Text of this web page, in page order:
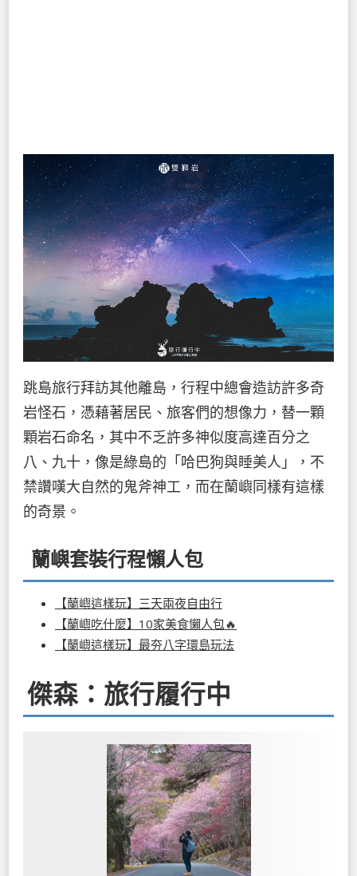
跳島旅行拜訪其他離島，行程中總會造訪許多奇
岩怪石，憑藉著居民、旅客們的想像力，替一顆
顆岩石命名，其中不乏許多神似度高達百分之
八、九十，像是綠島的「哈巴狗與睡美人」，不
禁讚嘆大自然的鬼斧神工，而在蘭嶼同樣有這樣
的奇景。
蘭嶼套裝行程懶人包
【蘭嶼這樣玩】三天兩夜自由行
【蘭嶼吃什麼】10家美食懶人包🔥
【蘭嶼這樣玩】最夯八字環島玩法
傑森：旅行履行中